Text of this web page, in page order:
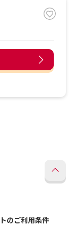
のご利用条件